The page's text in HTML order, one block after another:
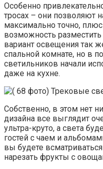
Особенно
тросах – они позволяют
максимально точно,
возможность
вариант освещения так
спальной комнате, но в
светильников начали
даже на кухне.
Собственно, в этом нет
дизайна все выглядит
ультра-круто, а света
гостей с чаем и
вы будете
нарезать фрукты с